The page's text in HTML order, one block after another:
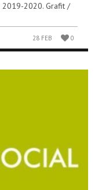
2019-2020. Grafit /
28 FEB 0